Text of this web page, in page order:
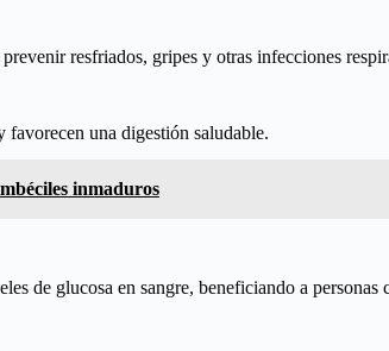
resfriados, gripes y otras infecciones
una digestión saludable.
inmaduros
de glucosa en sangre, beneficiando a